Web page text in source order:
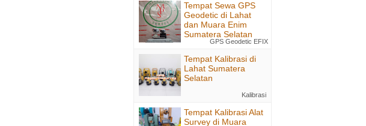
Tempat Sewa GPS
Geodetic di Lahat
dan Muara Enim
Sumatera Selatan
GPS Geodetic EFIX
Tempat Kalibrasi di
Lahat Sumatera
Selatan
Kalibrasi
Tempat Kalibrasi Alat
Survey di Muara